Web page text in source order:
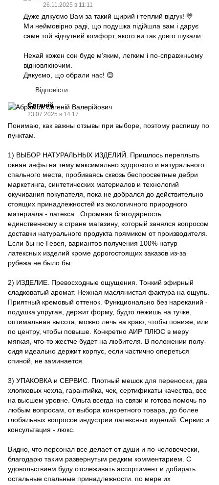
26.11.2025 в 11:11
Дуже дякуємо Вам за такий щирий і теплий відгук! 💛
Ми неймовірно раді, що подушка підійшла вам і дарує
саме той відчутний комфорт, якого ви так довго шукали.
Нехай кожен сон буде м’яким, легким і по-справжньому
відновлюючим.
Дякуємо, що обрали нас! 😊
Відповісти
Євгеній
23.07.2025 в 14:17
Понимаю, как важны отзывы при выборе, поэтому распишу по
пунктам.
1) ВЫБОР НАТУРАЛЬНЫХ ИЗДЕЛИЙ. Пришлось переплыть
океан инфы на тему максимально здорового и натурального
спального места, пробиваясь сквозь беспросветные дебри
маркетинга, синтетических материалов и технологий
окучивания покупателя, пока не добрался до действительно
стоящих принадлежностей из экологичного природного
материала - латекса . Огромная благодарность
единственному в стране магазину, который занялся вопросом
доставки натурального продукта прямиком от производителя.
Если бы не Гевея, вариантов получения 100% натур
латексных изделий кроме дорогостоящих заказов из-за
рубежа не было бы.
2) ИЗДЕЛИЕ. Превосходные ощущения. Тонкий эфирный
сладковатый аромат. Нежная маслянистая фактура на ощупь.
Приятный кремовый оттенок. Функционально без нареканий -
подушка упругая, держит форму, будто лежишь на тучке,
оптимальная высота, можно лечь на краю, чтобы пониже, или
по центру, чтобы повыше. Конкретно АИР ПЛЮС в меру
мягкая, что-то жестче будет на любителя. В положении полу-
сидя идеально держит корпус, если частично опереться
спиной, не заминается.
3) УПАКОВКА и СЕРВИС. Плотный мешок для переноски, два
хлопковых чехла, гарантийка, чек, сертификаты качества, все
на высшем уровне. Ольга всегда на связи и готова помочь по
любым вопросам, от выбора конкретного товара, до более
глобальных вопросов индустрии латексных изделий. Сервис и
консультация - люкс.
Видно, что персонал все делает от души и по-человечески,
благодарю таким развернутым редким комментарием. С
удовольствием буду отслеживать ассортимент и добирать
остальные спальные принадлежности. по мере их